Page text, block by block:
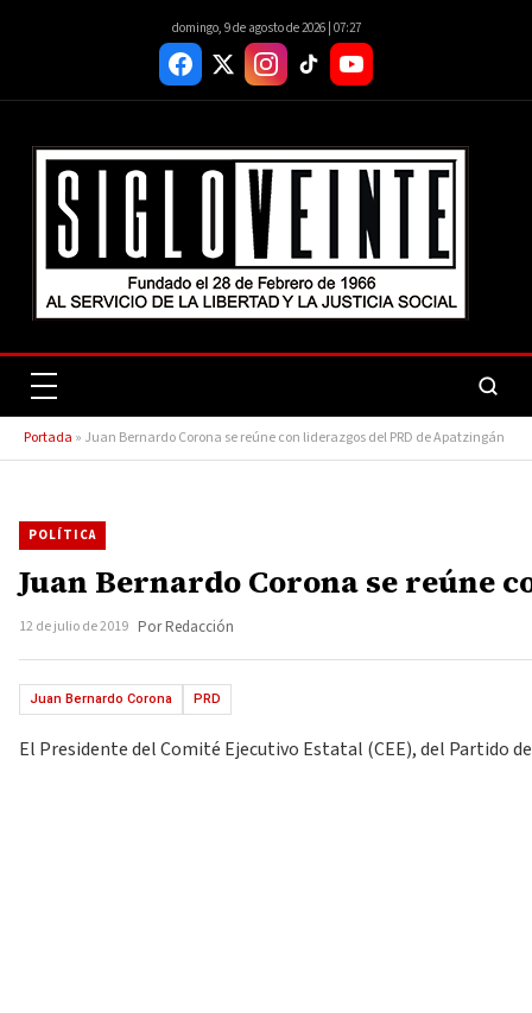
domingo, 9 de agosto de 2026 | 07:27
Portada » Juan Bernardo Corona se reúne con liderazgos del PRD de Apatzingán
POLÍTICA
Juan Bernardo Corona se reúne
12 de julio de 2019 Por Redacción
Juan Bernardo Corona PRD
El Presidente del Comité Ejecutivo Estatal (CEE), del Partido